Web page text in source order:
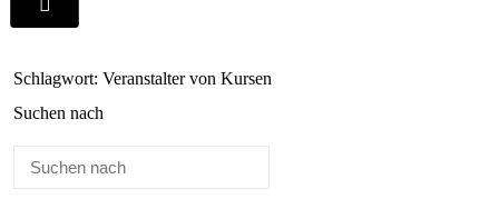
Schlagwort: Veranstalter von Kursen
Suchen nach